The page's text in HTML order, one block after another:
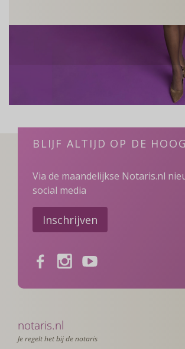
BLIJF ALTIJD OP DE
Via de maandelijkse Notaris.nl
social media
Inschrijven
FacebookInstagramYoutube
notaris.nl
Je regelt het bij de notaris